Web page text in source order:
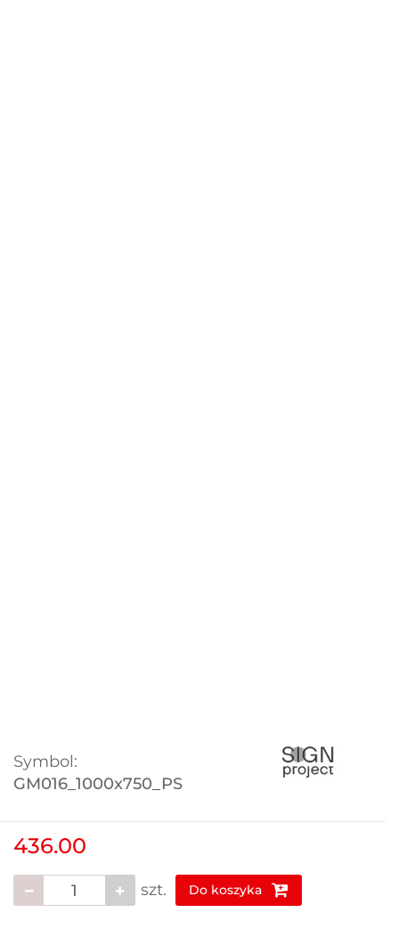
Symbol:
GM016_1000x750_PS
436.00
szt. Do koszyka